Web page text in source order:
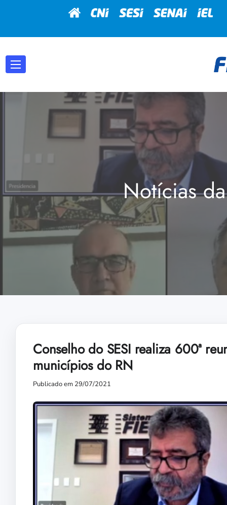
Notícias
Conselho do SESI realiza 600ª
municípios do RN
Publicado em 29/07/2021